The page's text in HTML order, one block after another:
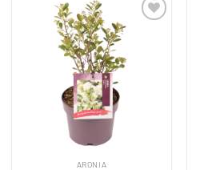
Toevoegen
verlanglijst
ARONIA